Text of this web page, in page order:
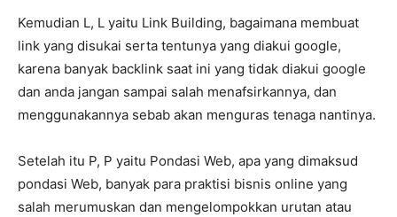
Kemudian L, L yaitu Link Building, bagaimana membuat
link yang disukai serta tentunya yang diakui google,
karena banyak backlink saat ini yang tidak diakui google
dan anda jangan sampai salah menafsirkannya, dan
menggunakannya sebab akan menguras tenaga nantinya.
Setelah itu P, P yaitu Pondasi Web, apa yang dimaksud
pondasi Web, banyak para praktisi bisnis online yang
salah merumuskan dan mengelompokkan urutan atau